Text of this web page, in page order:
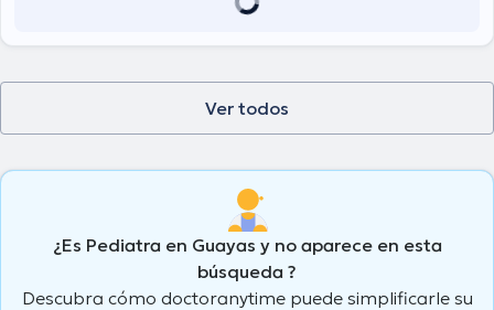
Ver todos
¿Es Pediatra en Guayas y no aparece en esta
búsqueda ?
Descubra cómo doctoranytime puede simplificarle su